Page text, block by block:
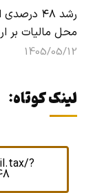
رشد ۴۸
محل مالیات بر
1405/05/12
لینک کوتاه:
?